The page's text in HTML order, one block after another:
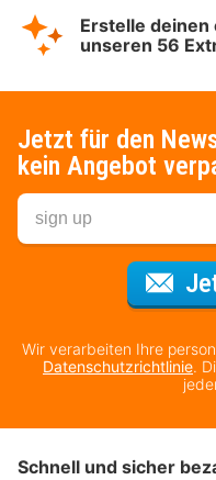
Erstelle
unseren 56
Jetzt für den
kein Angebot
Wir verarbeiten Ihre
Datenschutzrichtlinie.
Schnell und sicher